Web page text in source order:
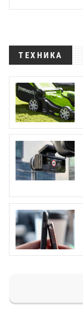
ТЕХНИКА